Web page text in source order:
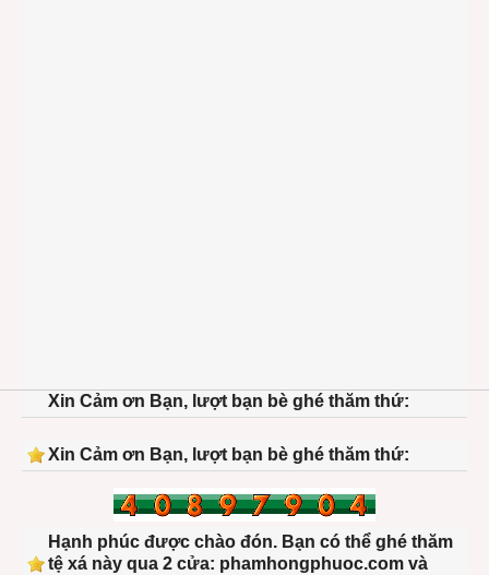
Xin Cảm ơn Bạn, lượt bạn bè ghé thăm thứ:
Xin Cảm ơn Bạn, lượt bạn bè ghé thăm thứ:
Hạnh phúc được chào đón. Bạn có thể ghé thăm
tệ xá này qua 2 cửa: phamhongphuoc.com và